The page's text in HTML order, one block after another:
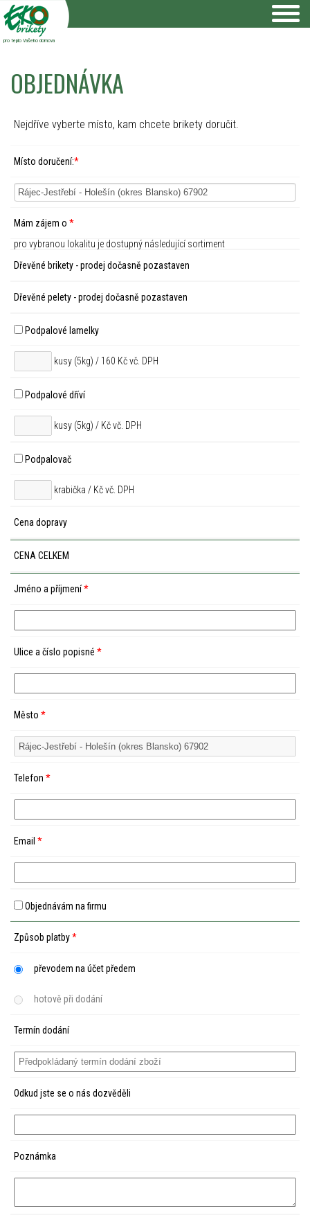
pro teplo Vašeho domova
OBJEDNÁVKA
Nejdříve vyberte místo, kam chcete brikety doručit.
Místo doručení:*
Mám zájem o *
pro vybranou lokalitu je dostupný následující sortiment
Dřevěné brikety - prodej dočasně pozastaven
Dřevěné pelety - prodej dočasně pozastaven
Podpalové lamelky
kusy (5kg) / 160 Kč vč. DPH
Podpalové dříví
kusy (5kg) / Kč vč. DPH
Podpalovač
krabička / Kč vč. DPH
Cena dopravy
CENA CELKEM
Jméno a příjmení*
Ulice a číslo popisné *
Město *
Telefon *
Email *
Objednávám na firmu
Způsob platby*
převodem na účet předem
hotově při dodání
Termín dodání
Odkud jste se o nás dozvěděli
Poznámka